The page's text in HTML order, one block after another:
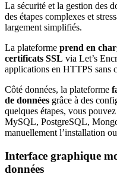
La sécurité et la gestion des
des étapes complexes et
largement simplifiés.
La plateforme prend en
certificats SSL via Let’s
applications en HTTPS sans
Côté données, la plateforme
de données grâce à des
quelques étapes, vous
MySQL, PostgreSQL,
manuellement l’installation
Interface graphique
données